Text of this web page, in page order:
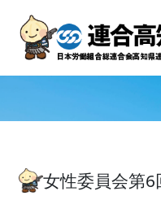
content
女性委員会第